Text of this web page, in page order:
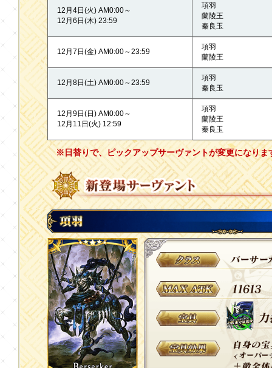
12月4日(火) AM0:00～
12月6日(木) 23:59
項羽
蘭陵王
秦良玉
12月7日(金) AM0:00～23:59
項羽
蘭陵王
12月8日(土) AM0:00～23:59
項羽
秦良玉
12月9日(日) AM0:00～
12月11日(火) 12:59
項羽
蘭陵王
秦良玉
※日替りで、ピックアップサーヴァントが変更になりま